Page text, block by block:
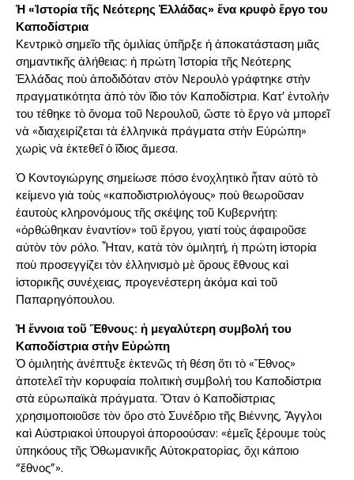
Ἡ «Ἱστορία τῆς Νεότερης Ἑλλάδας» ἕνα κρυφὸ ἔργο του
Καποδίστρια
Κεντρικὸ σημεῖο τῆς ὁμιλίας ὑπῆρξε ἡ ἀποκατάσταση μιᾶς
σημαντικῆς ἀλήθειας: ἡ πρώτη Ἱστορία τῆς Νεότερης
Ἑλλάδας ποὺ ἀποδιδόταν στὸν Νερουλὸ γράφτηκε στὴν
πραγματικότητα ἀπὸ τὸν ἴδιο τόν Καποδίστρια. Κατ’ ἐντολήν
του τέθηκε τὸ ὄνομα τοῦ Νερουλοῦ, ὥστε τὸ ἔργο νὰ μπορεῖ
νὰ «διαχειρίζεται τὰ ἑλληνικὰ πράγματα στὴν Εὐρώπη»
χωρὶς νὰ ἐκτεθεῖ ὁ ἴδιος ἄμεσα.
Ὁ Κοντογιώργης σημείωσε πόσο ἐνοχλητικὸ ἦταν αὐτὸ τὸ
κείμενο γιὰ τοὺς «καποδιστριολόγους» ποὺ θεωροῦσαν
ἑαυτοὺς κληρονόμους τῆς σκέψης τοῦ Κυβερνήτη:
«ὀρθώθηκαν ἐναντίον» τοῦ ἔργου, γιατί τοὺς ἀφαιροῦσε
αὐτὸν τὸν ρόλο. Ἦταν, κατὰ τὸν ὁμιλητή, ἡ πρώτη ἱστορία
ποὺ προσεγγίζει τὸν ἑλληνισμὸ μὲ ὅρους ἔθνους καὶ
ἱστορικῆς συνέχειας, προγενέστερη ἀκόμα καὶ τοῦ
Παπαρηγόπουλου.
Ἡ ἔννοια τοῦ Ἔθνους: ἡ μεγαλύτερη συμβολή του
Καποδίστρια στὴν Εὐρώπη
Ὁ ὁμιλητὴς ἀνέπτυξε ἐκτενῶς τὴ θέση ὅτι τὸ «Ἔθνος»
ἀποτελεῖ τὴν κορυφαία πολιτικὴ συμβολή του Καποδίστρια
στὰ εὐρωπαϊκὰ πράγματα. Ὅταν ὁ Καποδίστριας
χρησιμοποιοῦσε τὸν ὅρο στὸ Συνέδριο τῆς Βιέννης, Ἄγγλοι
καὶ Αὐστριακοὶ ὑπουργοὶ ἀποροούσαν: «ἐμεῖς ξέρουμε τοὺς
ὑπηκόους τῆς Ὀθωμανικῆς Αὐτοκρατορίας, ὄχι κάποιο
“ἔθνος”».